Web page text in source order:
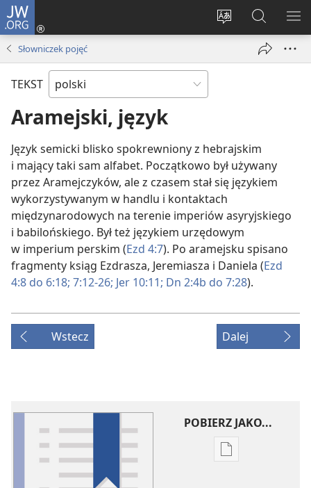
JW.ORG
Wybór
Logowanie
(opens
Szukaj
na
JW.ORG
Słowniczek pojęć
TEKST
Aramejski, język
Język semicki blisko spokrewniony z hebrajskim
i mający taki sam alfabet. Początkowo był używany
przez Aramejczyków, ale z czasem stał się językiem
wykorzystywanym w handlu i kontaktach
międzynarodowych na terenie imperiów asyryjskiego
i babilońskiego. Był też językiem urzędowym
w imperium perskim (Ezd 4:7). Po aramejsku spisano
fragmenty ksiąg Ezdrasza, Jeremiasza i Daniela (Ezd
4:8 do 6:18; 7:12-26; Jer 10:11; Dn 2:4b do 7:28).
Wstecz Dalej
POBIERZ JAKO...
Ustawienia